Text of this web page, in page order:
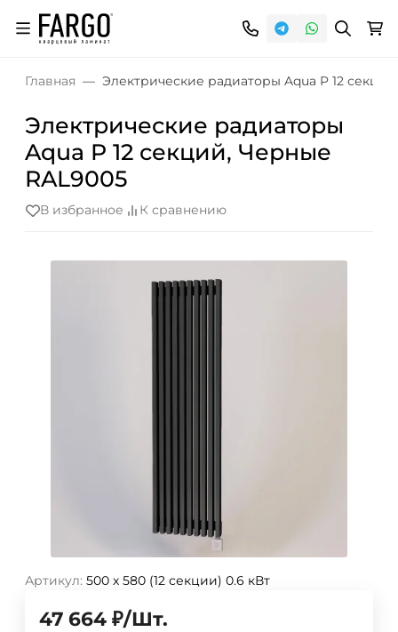
Главная Электрические радиаторы Aqua P 12
Электрические радиаторы
Aqua P 12 секций, Черные
RAL9005
В избранное К сравнению
Артикул: 500 х 580 (12 секции) 0.6 кВт
47 664 ₽/Шт.